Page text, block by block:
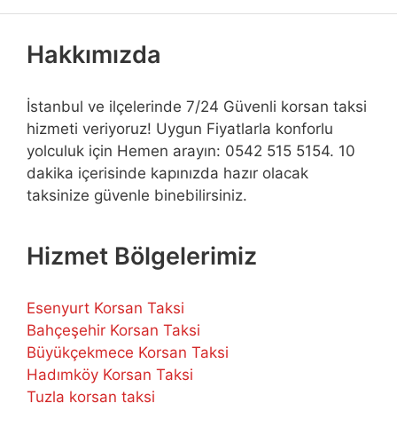
Hakkımızda
İstanbul ve ilçelerinde 7/24 Güvenli korsan taksi
hizmeti veriyoruz! Uygun Fiyatlarla konforlu
yolculuk için Hemen arayın: 0542 515 5154. 10
dakika içerisinde kapınızda hazır olacak
taksinize güvenle binebilirsiniz.
Hizmet Bölgelerimiz
Esenyurt Korsan Taksi
Bahçeşehir Korsan Taksi
Büyükçekmece Korsan Taksi
Hadımköy Korsan Taksi
Tuzla korsan taksi